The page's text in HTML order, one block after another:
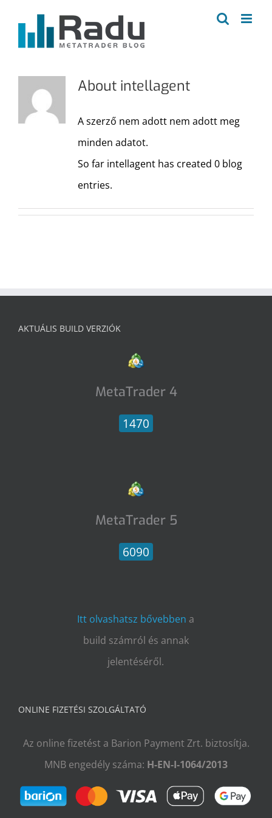
About intellagent
A szerző nem adott nem adott meg
minden adatot.
So far intellagent has created 0 blog
entries.
AKTUÁLIS BUILD VERZIÓK
MetaTrader 4
1470
MetaTrader 5
6090
Itt olvashatsz bővebben a
build számról és annak
jelentéséről.
ONLINE FIZETÉSI SZOLGÁLTATÓ
Az online fizetést a Barion Payment Zrt. biztosítja.
MNB engedély száma: H-EN-I-1064/2013